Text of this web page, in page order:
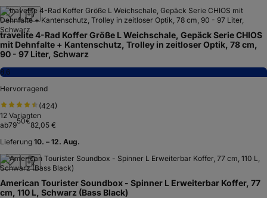
travelite 4-Rad Koffer Größe L Weichschale, Gepäck Serie CHIOS
mit Dehnfalte + Kantenschutz, Trolley in zeitloser Optik, 78 cm,
90 - 97 Liter, Schwarz
8,6
Hervorragend
(424)
12 Varianten
ab7950€82,05 €
Lieferung 10. – 12. Aug.
American Tourister Soundbox - Spinner L Erweiterbar Koffer, 77
cm, 110 L, Schwarz (Bass Black)